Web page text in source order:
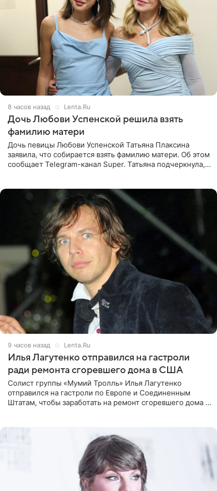
8 часов назад Lenta.Ru
Дочь Любови Успенской решила взять
фамилию матери
Дочь певицы Любови Успенской Татьяна Плаксина
заявила, что собирается взять фамилию матери. Об этом
сообщает Telegram-канал Super. Татьяна подчеркнула,
9 часов назад Lenta.Ru
Илья Лагутенко отправился на гастроли
ради ремонта сгоревшего дома в США
Солист группы «Мумий Тролль» Илья Лагутенко
отправился на гастроли по Европе и Соединенным
Штатам, чтобы заработать на ремонт сгоревшего дома в